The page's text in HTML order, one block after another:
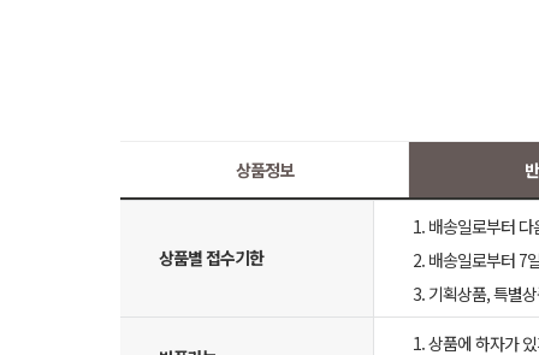
상품정보
상품별 접수기한
1. 배송일로부터
2. 배송일로부터 7
3. 기획상품, 특별
1. 상품에 하자가